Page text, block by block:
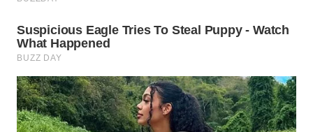
WAHANA
KONSUMEN
WAHANA
LISTRIK